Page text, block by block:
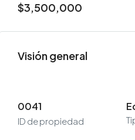
$3,500,000
Visión general
0041
ID de propiedad